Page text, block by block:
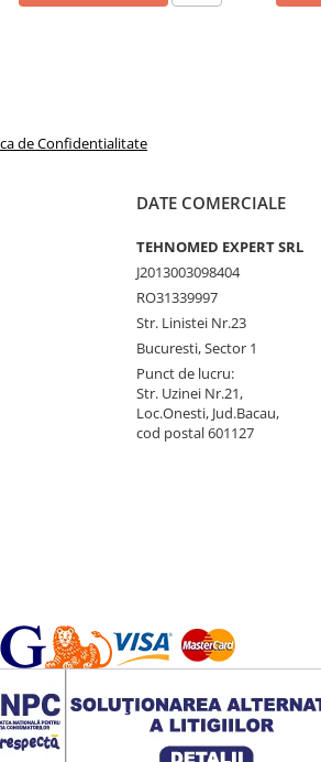
de Confidentialitate
DATE COMERCIALE
TEHNOMED EXPERT SRL
J2013003098404
RO31339997
Str. Linistei Nr.23
Bucuresti, Sector 1
Punct de lucru:
Str. Uzinei Nr.21,
Loc.Onesti, Jud.Bacau,
cod postal 601127